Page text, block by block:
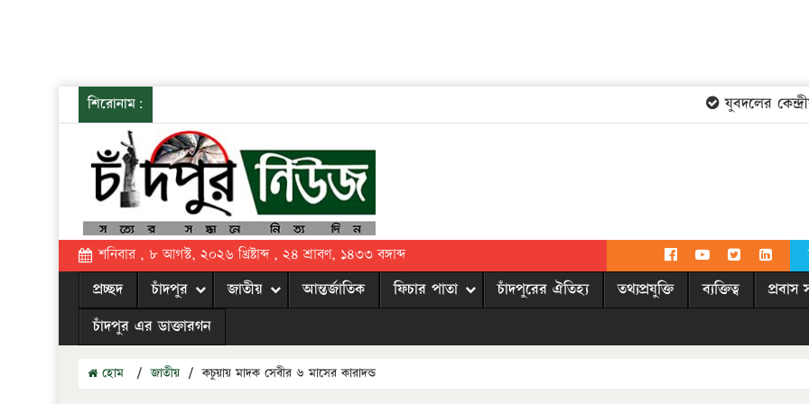
শিরোনাম: যুবদলের কেন্দ্রীয়
শনিবার , ৮ আগস্ট, ২০২৬ খ্রিষ্টাব্দ , ২৪ শ্রাবণ, ১৪৩৩ বঙ্গাব্দ
প্রচ্ছদ চাঁদপুর জাতীয় আন্তর্জাতিক ফিচার পাতা চাঁদপুরের ঐতিহ্য তথ্যপ্রযুক্তি ব্যক্তিত্ব প্রবাস
চাঁদপুর এর ডাক্তারগন
হোম / জাতীয় / কচুয়ায় মাদক সেবীর ৬ মাসের কারাদন্ড